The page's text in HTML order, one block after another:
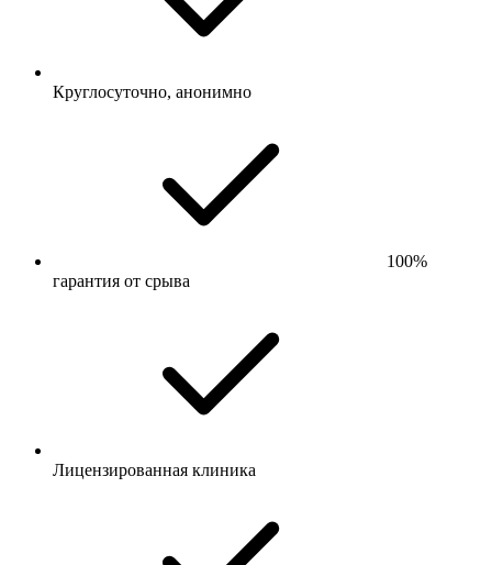
Круглосуточно, анонимно
100%
гарантия от срыва
Лицензированная клиника